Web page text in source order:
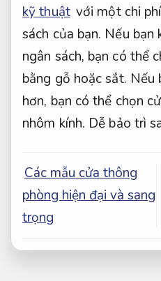
kỹ thuật với một chi
sách của bạn. Nếu
ngân sách, bạn có thể
bằng gỗ hoặc sắt. Nếu
hơn, bạn có thể chọn
nhôm kính. Dễ bảo trì
Các mẫu cửa thông
phòng hiện đại và sang
trọng